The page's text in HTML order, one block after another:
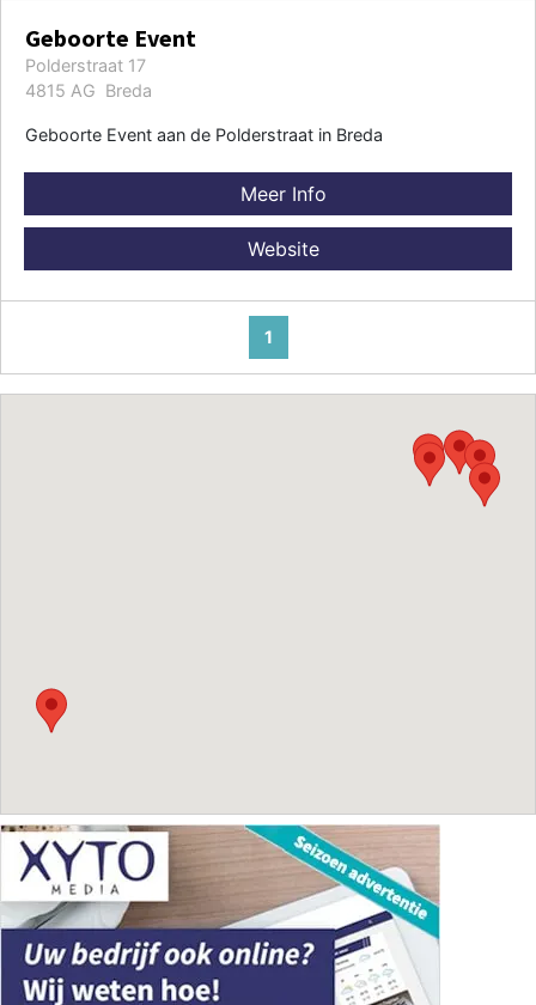
Geboorte Event
Polderstraat 17
4815 AG Breda
Geboorte Event aan de Polderstraat in Breda
Meer Info
Website
1